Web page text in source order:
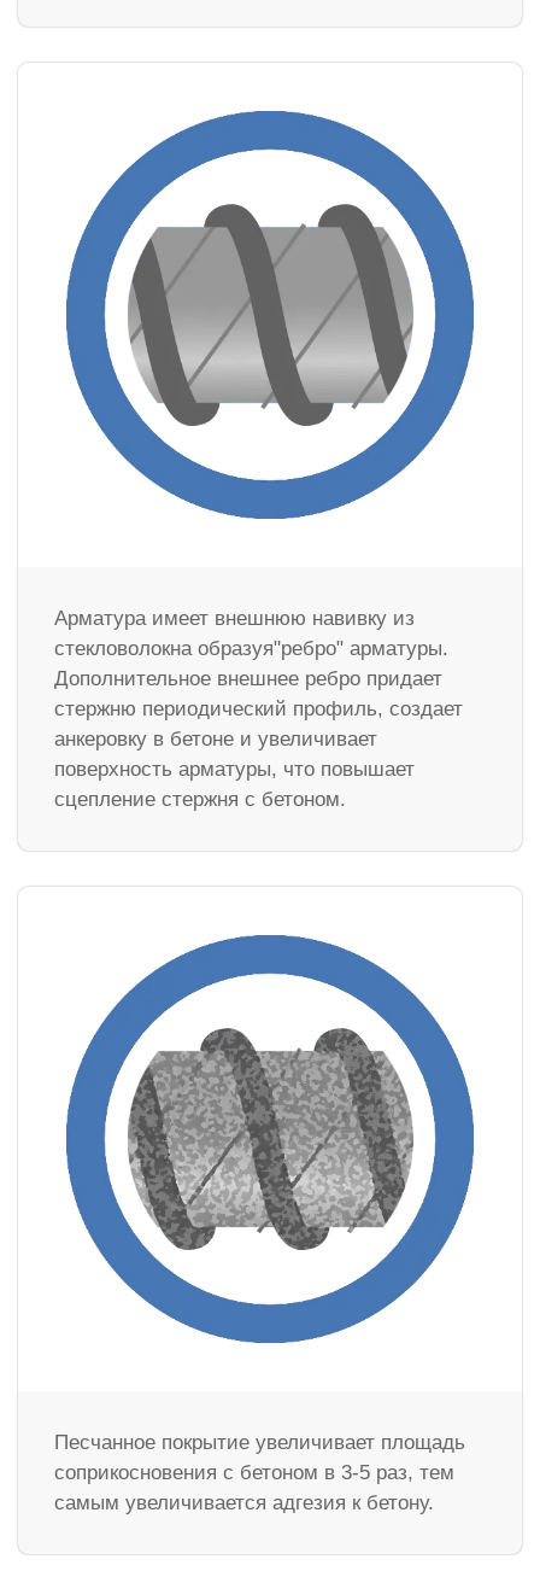
Арматура имеет внешнюю навивку из
стекловолокна образуя"ребро" арматуры.
Дополнительное внешнее ребро придает
стержню периодический профиль, создает
анкеровку в бетоне и увеличивает
поверхность арматуры, что повышает
сцепление стержня с бетоном.
Песчанное покрытие увеличивает площадь
соприкосновения с бетоном в 3-5 раз, тем
самым увеличивается адгезия к бетону.